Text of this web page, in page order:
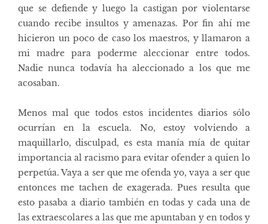
que se defiende y luego la castigan por violentarse
cuando recibe insultos y amenazas. Por fin ahí me
hicieron un poco de caso los maestros, y llamaron a
mi madre para poderme aleccionar entre todos.
Nadie nunca todavía ha aleccionado a los que me
acosaban.
Menos mal que todos estos incidentes diarios sólo
ocurrían en la escuela. No, estoy volviendo a
maquillarlo, disculpad, es esta manía mía de quitar
importancia al racismo para evitar ofender a quien lo
perpetúa. Vaya a ser que me ofenda yo, vaya a ser que
entonces me tachen de exagerada. Pues resulta que
esto pasaba a diario también en todas y cada una de
las extraescolares a las que me apuntaban y en todos y